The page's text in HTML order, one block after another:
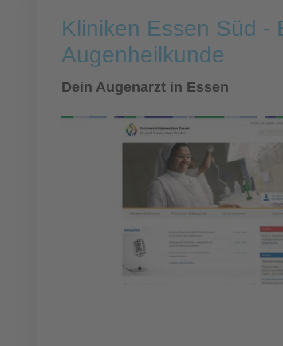
Kliniken Essen Süd -
Augenheilkunde
Dein Augenarzt in Essen